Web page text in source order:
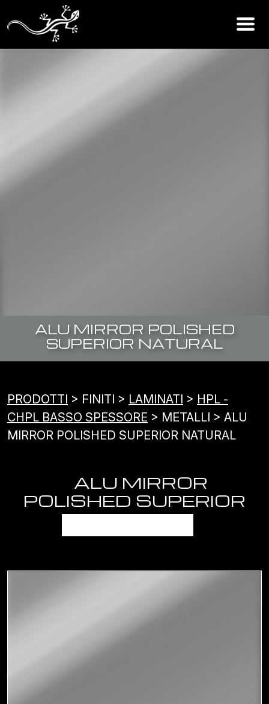
ALU MIRROR POLISHED
SUPERIOR NATURAL
PRODOTTI > FINITI > LAMINATI > HPL -
CHPL BASSO SPESSORE > METALLI > ALU
MIRROR POLISHED SUPERIOR NATURAL
ALU MIRROR
POLISHED SUPERIOR
NATURAL